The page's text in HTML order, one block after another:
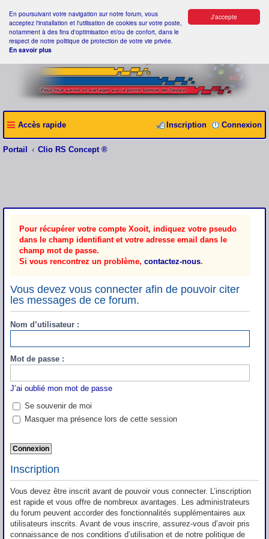
J'accepte
En poursuivant votre navigation sur notre forum, vous
acceptez l'installation et l'utilisation de cookies sur votre poste,
notamment à des fins d'optimisation et/ou de confort, dans le
respect de notre politique de protection de votre vie privée.
En savoir plus
Accès rapide Connexion
Inscription
Portail Clio RS Concept ®
Pour récupérer votre compte Xooit, indiquez votre pseudo
dans le champ identifiant et votre adresse email dans le
champ mot de passe.
Si vous rencontrez un problème, contactez-nous.
Vous devez vous connecter afin de pouvoir citer
les messages de ce forum.
Nom d’utilisateur :
Mot de passe :
J’ai oublié mon mot de passe
Se souvenir de moi
Masquer ma présence lors de cette session
Inscription
Vous devez être inscrit avant de pouvoir vous connecter. L’inscription
est rapide et vous offre de nombreux avantages. Les administrateurs
du forum peuvent accorder des fonctionnalités supplémentaires aux
utilisateurs inscrits. Avant de vous inscrire, assurez-vous d’avoir pris
connaissance de nos conditions d’utilisation et de notre politique de